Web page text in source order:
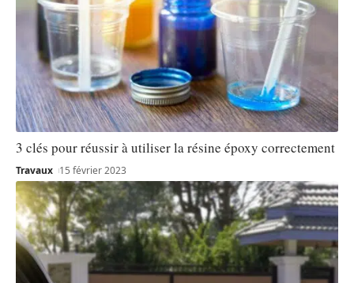
3 clés pour réussir à utiliser la résine époxy correctement
Travaux 15 février 2023